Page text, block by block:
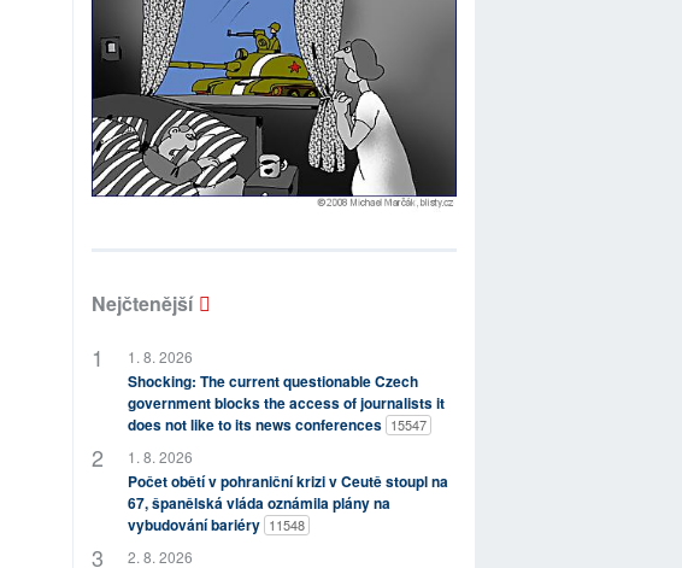
Nejčtenější
1. 8. 2026
Shocking: The current questionable Czech
government blocks the access of journalists it
does not like to its news conferences 15547
1. 8. 2026
Počet obětí v pohraniční krizi v Ceutě stoupl na
67, španělská vláda oznámila plány na
vybudování bariéry 11548
2. 8. 2026